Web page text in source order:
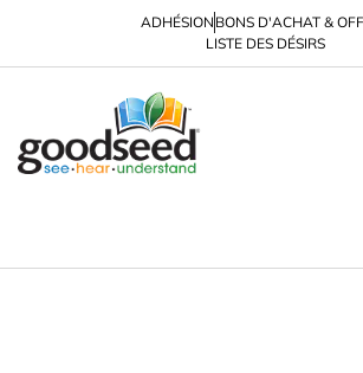
ADHÉSION BONS D'ACHAT &
LISTE DES DÉSIRS